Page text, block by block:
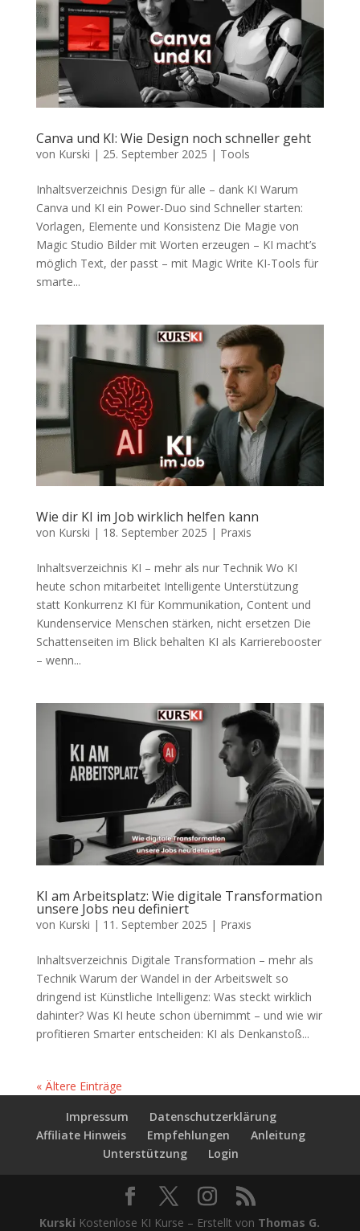
Canva und KI: Wie Design noch schneller geht
von Kurski | 25. September 2025 | Tools
Inhaltsverzeichnis Design für alle – dank KI Warum
Canva und KI ein Power-Duo sind Schneller starten:
Vorlagen, Elemente und Konsistenz Die Magie von
Magic Studio Bilder mit Worten erzeugen – KI macht’s
möglich Text, der passt – mit Magic Write KI-Tools für
smarte...
Wie dir KI im Job wirklich helfen kann
von Kurski | 18. September 2025 | Praxis
Inhaltsverzeichnis KI – mehr als nur Technik Wo KI
heute schon mitarbeitet Intelligente Unterstützung
statt Konkurrenz KI für Kommunikation, Content und
Kundenservice Menschen stärken, nicht ersetzen Die
Schattenseiten im Blick behalten KI als Karrierebooster
– wenn...
KI am Arbeitsplatz: Wie digitale Transformation
unsere Jobs neu definiert
von Kurski | 11. September 2025 | Praxis
Inhaltsverzeichnis Digitale Transformation – mehr als
Technik Warum der Wandel in der Arbeitswelt so
dringend ist Künstliche Intelligenz: Was steckt wirklich
dahinter? Was KI heute schon übernimmt – und wie wir
profitieren Smarter entscheiden: KI als Denkanstoß...
« Ältere Einträge
Impressum
Datenschutzerklärung
Affiliate Hinweis
Empfehlungen
Anleitung
Unterstützung
Login
Kurski Kostenlose KI Kurse – Erstellt von Thomas G.